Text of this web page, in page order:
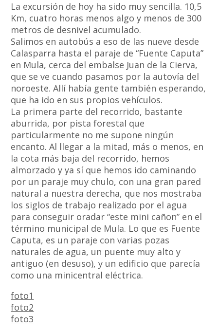
La excursión de hoy ha sido muy sencilla. 10,5
Km, cuatro horas menos algo y menos de 300
metros de desnivel acumulado.
Salimos en autobús a eso de las nueve desde
Calasparra hasta el paraje de “Fuente Caputa”
en Mula, cerca del embalse Juan de la Cierva,
que se ve cuando pasamos por la autovía del
noroeste. Allí había gente también esperando,
que ha ido en sus propios vehículos.
La primera parte del recorrido, bastante
aburrida, por pista forestal que
particularmente no me supone ningún
encanto. Al llegar a la mitad, más o menos, en
la cota más baja del recorrido, hemos
almorzado y ya sí que hemos ido caminando
por un paraje muy chulo, con una gran pared
natural a nuestra derecha, que nos mostraba
los siglos de trabajo realizado por el agua
para conseguir oradar “este mini cañon” en el
término municipal de Mula. Lo que es Fuente
Caputa, es un paraje con varias pozas
naturales de agua, un puente muy alto y
antiguo (en desuso), y un edificio que parecía
como una minicentral eléctrica.
foto1
foto2
foto3